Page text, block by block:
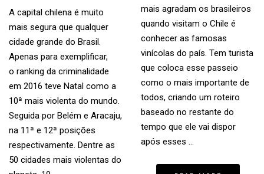
A capital chilena é muito
mais segura que qualquer
cidade grande do Brasil.
Apenas para exemplificar,
o ranking da criminalidade
em 2016 teve Natal como a
10ª mais violenta do mundo.
Seguida por Belém e Aracaju,
na 11ª e 12ª posições
respectivamente. Dentre as
50 cidades mais violentas do
mais agradam os brasileiros
quando visitam o Chile é
conhecer as famosas
vinícolas do país. Tem turista
que coloca esse passeio
como o mais importante de
todos, criando um roteiro
baseado no restante do
tempo que ele vai dispor
após esses …